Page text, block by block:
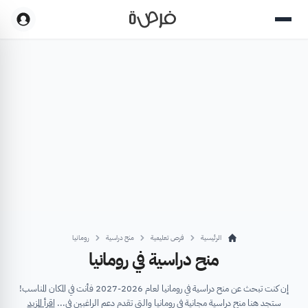
الرئيسية فرص تعليمية منح دراسية رومانيا
منح دراسية في رومانيا
إن كنت تبحث عن منح دراسية في رومانيا لعام 2026-2027 فأنت في المكان المناسب!
ستجد هنا منح دراسية مجانية في رومانيا والتي تقدم دعم الراغبين في... اقرأ المزيد